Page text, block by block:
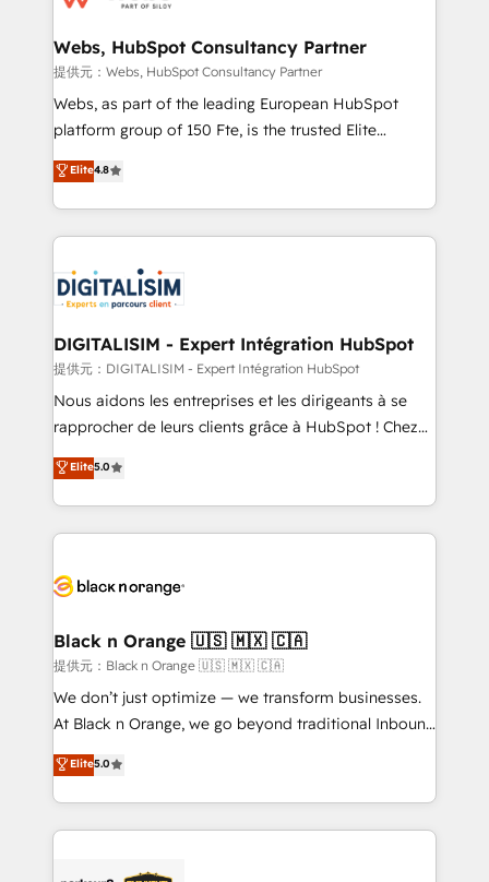
and build using HubSpot 🔌 Integrating HubSpot
with other systems 🎓 Training your teams to be
HubSpot pros 📊 Lead generation services using
HubSpot Why us? - SIX HubSpot Accreditations -
CRM, Solutions Architecture, Onboarding , Data
Migration, Custom Integration & Platform
team of 25+ experts Contact us today to help you
get more from your investment in HubSpot.
Webs, HubSpot Consultancy Partner
提供元：Webs, HubSpot Consultancy Partner
Webs, as part of the leading European HubSpot
platform group of 150 Fte, is the trusted Elite
HubSpot CRM Partner offering you a roadmap on
maximizing EBITDA and achieving Commercial
Excellence. With our targeted processes, we
strengthen your digital transformation and minimize
Implementation partner, we provide expertise to
drive your business forward. Since 2015 we are fully
dedicated to HubSpot and with an experienced
team (50+), we work with reputable companies in
B2B sectors such as manufacturing, SaaS and
business services. We prepare a customized
impact of your digital transformation, including a
detailed financial rationale with a focus on ROI and
embark on a transformational journey that sets your
business up for long-term success. Unlock your
business. If not now, when?
Elite4.8
DIGITALISIM - Expert Intégration HubSpot
提供元：DIGITALISIM - Expert Intégration HubSpot
Nous aidons les entreprises et les dirigeants à se
rapprocher de leurs clients grâce à HubSpot ! Chez
DIGITALISIM, nous avons l'intime conviction que la
réussite des entreprises passe par l’innovation web,
le marketing digital, et la relation client ! C'est
pourquoi, nos experts sont à la fois capables de
référencement, votre stratégie digitale et le pilotage
projet HubSpot avec DIGITALISIM : 🧽 Nettoyage,
migration et intégration des bases de données. 🚀
Développement des interfaces avec vos logiciels
métiers ⚙️ Configuration de la plateforme HubSpot
Book Process & Guidelines utilisateurs 🎓
Formations des utilisateurs
Elite5.0
Black n Orange 🇺🇸 🇲🇽 🇨🇦
提供元：Black n Orange 🇺🇸 🇲🇽 🇨🇦
We don’t just optimize — we transform businesses.
At Black n Orange, we go beyond traditional Inbound
Marketing with our exclusive methodologies:
BOOMS and BOOST. Together, they form a powerful
combination that has driven success for over 800
businesses worldwide. As Elite HubSpot Partners, we
Elite5.0